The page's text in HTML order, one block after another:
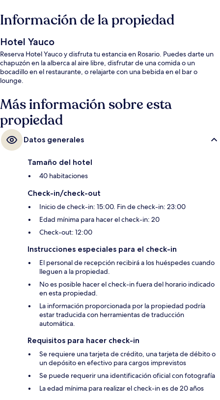
Información de la propiedad
Hotel Yauco
Reserva Hotel Yauco y disfruta tu estancia en Rosario. Puedes darte un
chapuzón en la alberca al aire libre, disfrutar de una comida o un
bocadillo en el restaurante, o relajarte con una bebida en el bar o
lounge.
Más información sobre esta
propiedad
Datos generales
Tamaño del hotel
40 habitaciones
Check-in/check-out
Inicio de check-in: 15:00. Fin de check-in: 23:00
Edad mínima para hacer el check-in: 20
Check-out: 12:00
Instrucciones especiales para el check-in
El personal de recepción recibirá a los huéspedes cuando
lleguen a la propiedad.
No es posible hacer el check-in fuera del horario indicado
en esta propiedad.
La información proporcionada por la propiedad podría
estar traducida con herramientas de traducción
automática.
Requisitos para hacer check-in
Se requiere una tarjeta de crédito, una tarjeta de débito o
un depósito en efectivo para cargos imprevistos
Se puede requerir una identificación oficial con fotografía
La edad mínima para realizar el check-in es de 20 años